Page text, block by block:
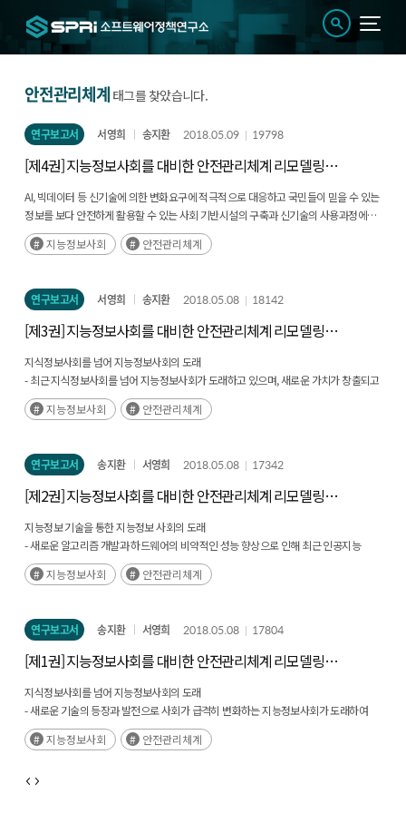
안전관리체계 태그를 찾았습니다.
연구보고서 서영희 송지환 2018.05.09 19798
[제4권] 지능정보사회를 대비한 안전관리체계 리모델링에
관한 연구 - 법·제도 중심으로
AI, 빅데이터 등 신기술에 의한 변화요구에 적극적으로 대응하고 국민들이 믿을 수 있는
정보를 보다 안전하게 활용할 수 있는 사회 기반시설의 구축과 신기술의 사용과정에서
발생하는 위험으로부터 안전할 수 있도록 새로운 관점에서의 법․ 제도적 안전관리체계
구축을 위한 연구 수행이 필요하고, 안전관리 및 재난 분야의 전문성을 가진 관련 연구
분석이 필요한 상황임. (후략)
지능정보사회 안전관리체계
연구보고서 서영희 송지환 2018.05.08 18142
[제3권] 지능정보사회를 대비한 안전관리체계 리모델링에
관한 연구 - 행정관리 중심으로
지식정보사회를 넘어 지능정보사회의 도래
- 최근 지식정보사회를 넘어 지능정보사회가 도래하고 있으며, 새로운 가치가 창출되고
발전하고 있음 (후략)
지능정보사회 안전관리체계
연구보고서 송지환 서영희 2018.05.08 17342
[제2권] 지능정보사회를 대비한 안전관리체계 리모델링에
관한 연구 - 기술 중심으로
지능정보 기술을 통한 지능정보 사회의 도래
- 새로운 알고리즘 개발과 하드웨어의 비약적인 성능 향상으로 인해 최근 인공지능
기술이 빠르게 발전하고 있음 (후략)
지능정보사회 안전관리체계
연구보고서 송지환 서영희 2018.05.08 17804
[제1권] 지능정보사회를 대비한 안전관리체계 리모델링에
관한 연구 - 총론
지식정보사회를 넘어 지능정보사회의 도래
- 새로운 기술의 등장과 발전으로 사회가 급격히 변화하는 지능정보사회가 도래하여
이전에 없던 새로운 가치를 창출하고 있음 (후략)
지능정보사회 안전관리체계